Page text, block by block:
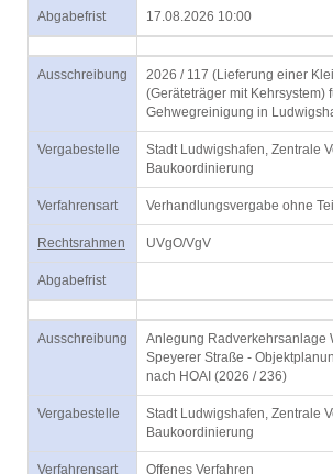
Abgabefrist 17.08.2026 10:00
Ausschreibung
2026 / 117 (Lieferung einer
(Geräteträger mit Kehrsystem)
Gehwegreinigung in
Vergabestelle
Stadt Ludwigshafen, Zentrale
Baukoordinierung
Verfahrensart Verhandlungsvergabe ohne
Rechtsrahmen UVgO/VgV
Abgabefrist
Ausschreibung
Anlegung Radverkehrsanlage
Speyerer Straße -
nach HOAI (2026 / 236)
Vergabestelle
Stadt Ludwigshafen, Zentrale
Baukoordinierung
Verfahrensart Offenes Verfahren